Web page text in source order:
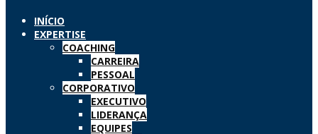
INÍCIO
EXPERTISE
COACHING
CARREIRA
PESSOAL
CORPORATIVO
EXECUTIVO
LIDERANÇA
EQUIPES